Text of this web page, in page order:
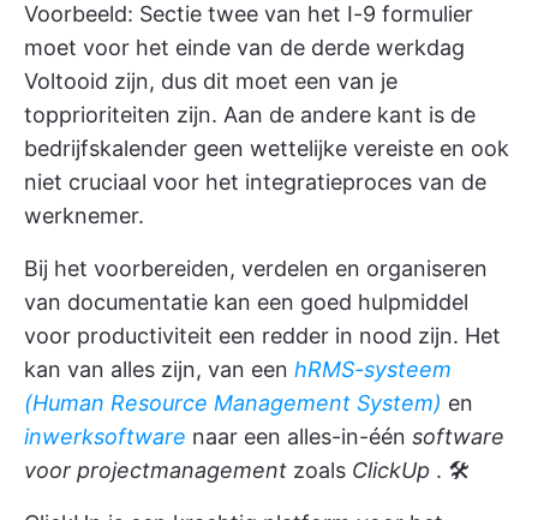
Voorbeeld: Sectie twee van het I-9 formulier
moet voor het einde van de derde werkdag
Voltooid zijn, dus dit moet een van je
topprioriteiten zijn. Aan de andere kant is de
bedrijfskalender geen wettelijke vereiste en ook
niet cruciaal voor het integratieproces van de
werknemer.
Bij het voorbereiden, verdelen en organiseren
van documentatie kan een goed hulpmiddel
voor productiviteit een redder in nood zijn. Het
kan van alles zijn, van een hRMS-systeem
(Human Resource Management System) en
inwerksoftware naar een alles-in-één software
voor projectmanagement zoals ClickUp . 🛠️